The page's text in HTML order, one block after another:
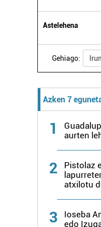
zure baimena Cookieen
Webgune honek cookie
fitxategiak erabiltzen
zerbitzuak hobetzeko
Astelehena
Gehiago: Irun
Azken 7
1
aurten
2
Pistolaz
atxilotu
3
Ioseba
edo